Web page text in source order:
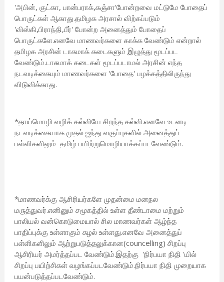
'அபின், குட்கா, பான்பராக்,கஞ்சா'போன்றவை மட்டுமே போதைப்
பொருட்கள் ஆகாது.தமிழக அரசால் விற்கப்படும்
'விஸ்கி,பிராந்தி,பீர்' போன்ற அனைத்தும் போதைப்
பொருட்களே.எனவே மாணவர்களை காக்க வேண்டும் என்றால்
தமிழக அரசின் டாசுமாக் கடைகளும் இழுத்து மூடப்பட
வேண்டும்.டாசுமாக் கடைகள் மூடப்படாமல் அரசின் எந்த
நடவடிக்கையும் மாணவர்களை 'போதை' பழக்கத்திலிருந்து
விடுவிக்காது.
*தாய்மொழி வழிக் கல்வியே சிறந்த கல்வி.எனவே உடனடி
நடவடிக்கையாக முதல் ஐந்து வகுப்புகளில் அனைத்துப்
பள்ளிகளிலும் தமிழ் பயிற்றுமொழியாக்கப்படவேண்டும்.
*மாணவர்க்கு ஆசிரியர்களே முதன்மை மனநல
மருத்துவர்.எனினும் சமூகத்தில் உள்ள தீண்டாமை மற்றும்
பாலியல் வன்கொடுமையால் சில மாணவர்கள் ஆழ்ந்த
பாதிப்புக்கு உள்ளாகும் சுழல் உள்ளது.எனவே அனைத்துப்
பள்ளிகளிலும் ஆற்றுபடுத்தலுக்கான(councelling) சிறப்பு
ஆசிரியர் அமர்த்தப்பட வேண்டும்.இதற்கு 'நிர்பயா நிதி 'யில்
சிறப்பு பயிற்சிகள் வழங்கப்படவேண்டும்.நிர்பயா நிதி முறையாக
பயன்படுத்தப்படவேண்டும்.